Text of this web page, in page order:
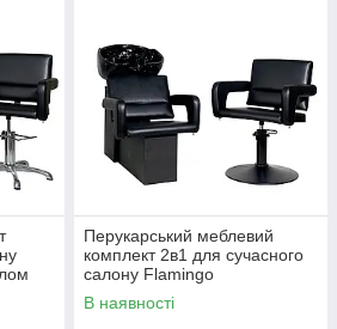
Перукарський меблевий
комплект 2в1 для сучасного
салону Flamingо
В наявності